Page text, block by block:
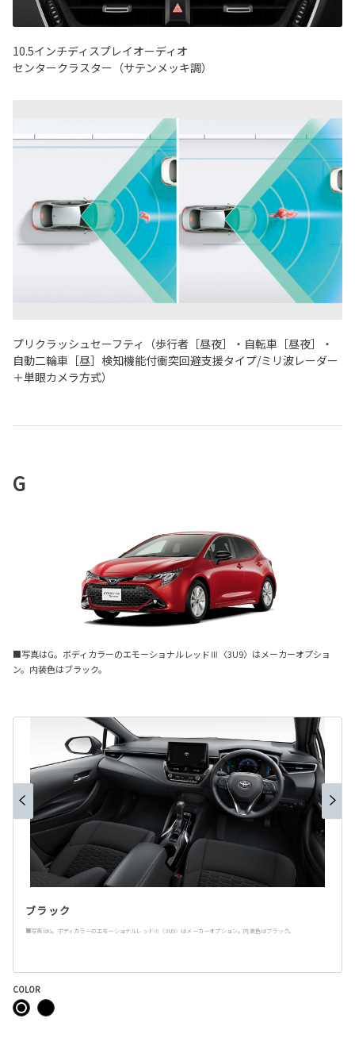
10.5インチディスプレイオーディオ
センタークラスター（サテンメッキ調）
プリクラッシュセーフティ（歩行者［昼夜］・自転車［昼夜］・
自動二輪車［昼］検知機能付衝突回避支援タイプ/ミリ波レーダー
＋単眼カメラ方式）
G
■写真はG。ボディカラーのエモーショナルレッドⅢ〈3U9〉はメーカーオプショ
ン。内装色はブラック。
ブラック
■写真はG。ボディカラーのエモーショナルレッドⅢ〈3U9〉はメーカーオプション。内装色はブラック。
COLOR